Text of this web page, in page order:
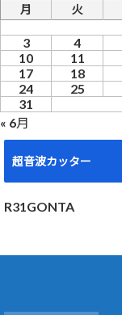
月
火
3
4
10
11
17
18
24
25
31
« 6月
超音波カッター
R31GONTA